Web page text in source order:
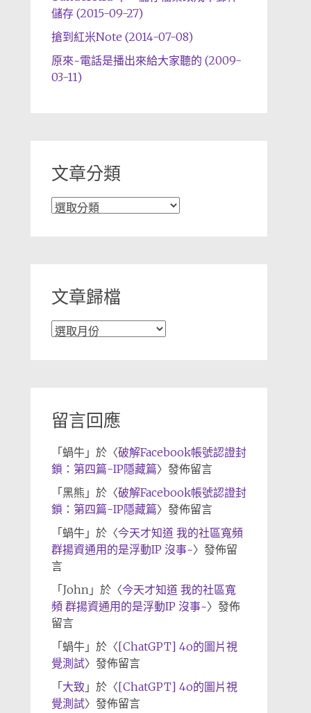
儲存 (2015-09-27)
搶到紅米Note (2014-07-08)
原來~電話是播出來給大家聽的 (2009-
03-11)
文章分類
文
文章歸檔
文
留言回應
「 蝸牛」於〈破解Facebook帳號認證封
鎖：第四篇-IP隱藏篇〉發佈留言
「 黑熊 」於〈破解Facebook帳號認證封
鎖：第四篇-IP隱藏篇〉發佈留言
「 蝸牛」於〈今天才知道 我的社區寬頻
群揚資通用的是浮動IP 沒事~〉發佈留
言
「 John」於〈今天才知道 我的社區寬
頻 群揚資通用的是浮動IP 沒事~〉發佈
留言
「 蝸牛」於〈[ChatGPT] 4o的圖片視
覺測試〉發佈留言
「 大致 」於〈[ChatGPT] 4o的圖片視
覺測試〉發佈留言